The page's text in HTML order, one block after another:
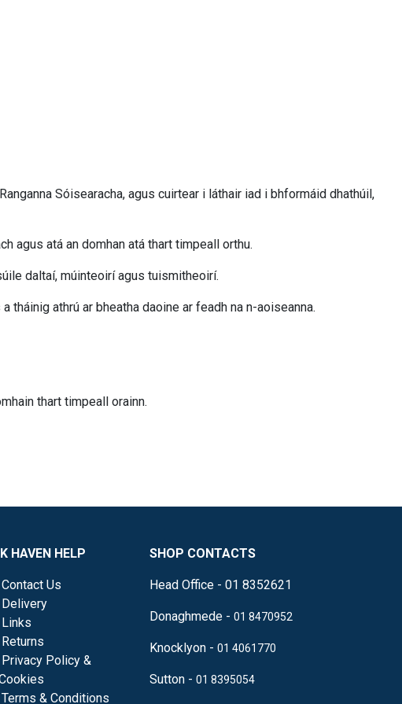
Sóisearacha, agus cuirtear i láthair iad i bhformáid dhathúil,
agus atá an domhan atá thart timpeall orthu.
daltaí, múinteoirí agus tuismitheoirí.
tháinig athrú ar bheatha daoine ar feadh na n-aoiseanna.
thart timpeall orainn.
HAVEN HELP
Contact Us
Delivery
Links
Returns
Privacy Policy &
Terms & Conditions
SHOP CONTACTS
Head Office - 01 8352621
Donaghmede - 01 8470952
Knocklyon - 01 4061770
Sutton - 01 8395054